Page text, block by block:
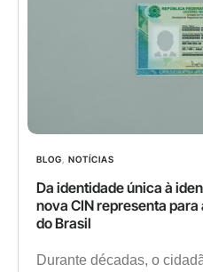
BLOG NOTÍCIAS
Da identidade única à
nova CIN representa
do Brasil
Durante décadas, o